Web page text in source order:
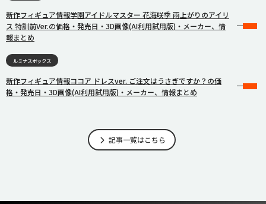
新作フィギュア情報学園アイドルマスター 花海咲季 雨上がりのアイリ
ス 特訓前Ver.の価格・発売日・3D画像(AI利用試用版)・メーカー、情
報まとめ
ルミナスボックス
新作フィギュア情報ココア ドレスver. ご注文はうさぎですか？の価
格・発売日・3D画像(AI利用試用版)・メーカー、情報まとめ
記事一覧はこちら